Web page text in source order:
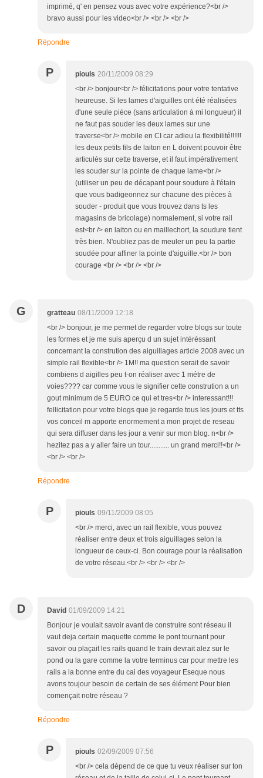
imprimé, q' en pensez vous avec votre expérience?<br />
bravo aussi pour les video<br /> <br /> <br />
Répondre
P piouls 20/11/2009 08:29
<br /> bonjour<br /> félicitations pour votre tentative
heureuse. Si les lames d'aiguilles ont été réalisées
d'une seule pièce (sans articulation à mi longueur) il
ne faut pas souder les deux lames sur une
traverse<br /> mobile en CI car adieu la flexibilité!!!!!!
les deux petits fils de laiton en L doivent pouvoir être
articulés sur cette traverse, et il faut impérativement
les souder sur la pointe de chaque lame<br />
(utiliser un peu de décapant pour soudure à l'étain
que vous badigeonnez sur chacune des pièces à
souder - produit que vous trouvez dans ts les
magasins de bricolage) normalement, si votre rail
est<br /> en laiton ou en maillechort, la soudure tient
très bien. N'oubliez pas de meuler un peu la partie
soudée pour affiner la pointe d'aiguille.<br /> bon
courage <br /> <br /> <br />
G gratteau 08/11/2009 12:18
<br /> bonjour, je me permet de regarder votre blogs sur toute
les formes et je me suis aperçu d un sujet intéréssant
concernant la constrution des aiguillages article 2008 avec un
simple rail flexible<br /> 1M!! ma question serait de savoir
combiens d aigilles peu t-on réaliser avec 1 métre de
voies???? car comme vous le signifier cette constrution a un
gout minimum de 5 EURO ce qui et tres<br /> interessant!!!
fellicitation pour votre blogs que je regarde tous les jours et tts
vos conceil m apporte enormement a mon projet de reseau
qui sera diffuser dans les jour a venir sur mon blog. n<br />
hezitez pas a y aller faire un tour........... un grand merci!!<br />
<br /> <br />
Répondre
P piouls 09/11/2009 08:05
<br /> merci, avec un rail flexible, vous pouvez
réaliser entre deux et trois aiguillages selon la
longueur de ceux-ci. Bon courage pour la réalisation
de votre réseau.<br /> <br /> <br />
D David 01/09/2009 14:21
Bonjour je voulait savoir avant de construire sont réseau il
vaut deja certain maquette comme le pont tournant pour
savoir ou plaçait les rails quand le train devrait alez sur le
pond ou la gare comme la votre terminus car pour mettre les
rails a la bonne entre du cai des voyageur Eseque nous
avons toujour besoin de certain de ses élément Pour bien
començait notre réseau ?
Répondre
P piouls 02/09/2009 07:56
<br /> cela dépend de ce que tu veux réaliser sur ton